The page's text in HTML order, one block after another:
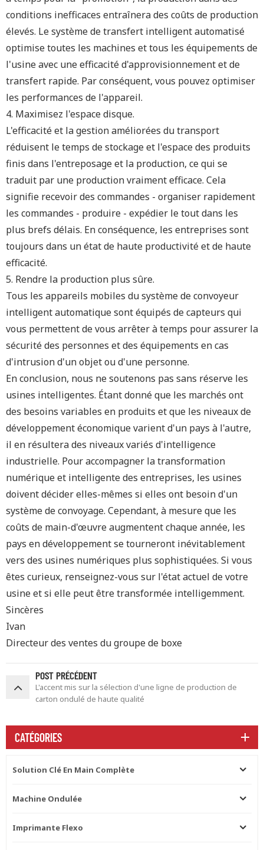
conditions inefficaces entraînera des coûts de production
élevés. Le système de transfert intelligent automatisé
optimise toutes les machines et tous les équipements de
l'usine avec une efficacité d'approvisionnement et de
transfert rapide. Par conséquent, vous pouvez optimiser
les performances de l'appareil.
4. Maximisez l'espace disque.
L'efficacité et la gestion améliorées du transport
réduisent le temps de stockage et l'espace des produits
finis dans l'entreposage et la production, ce qui se
traduit par une production vraiment efficace. Cela
signifie recevoir des commandes - organiser rapidement
les commandes - produire - expédier le tout dans les
plus brefs délais. En conséquence, les entreprises sont
toujours dans un état de haute productivité et de haute
efficacité.
5. Rendre la production plus sûre.
Tous les appareils mobiles du système de convoyeur
intelligent automatique sont équipés de capteurs qui
vous permettent de vous arrêter à temps pour assurer la
sécurité des personnes et des équipements en cas
d'intrusion d'un objet ou d'une personne.
En conclusion, nous ne soutenons pas sans réserve les
usines intelligentes. Étant donné que les marchés ont
des besoins variables en produits et que les niveaux de
développement économique varient d'un pays à l'autre,
il en résultera des niveaux variés d'intelligence
industrielle. Pour accompagner la transformation
numérique et intelligente des entreprises, les usines
doivent décider elles-mêmes si elles ont besoin d'un
système de convoyage. Cependant, à mesure que les
coûts de main-d'œuvre augmentent chaque année, les
pays en développement se tourneront inévitablement
vers des usines numériques plus sophistiquées. Si vous
êtes curieux, renseignez-vous sur l'état actuel de votre
usine et si elle peut être transformée intelligemment.
Sincères
Ivan
Directeur des ventes du groupe de boxe
POST PRÉCÉDENT
L'accent mis sur la sélection d'une ligne de production de
carton ondulé de haute qualité
CATÉGORIES
Solution Clé En Main Complète
Machine Ondulée
Imprimante Flexo